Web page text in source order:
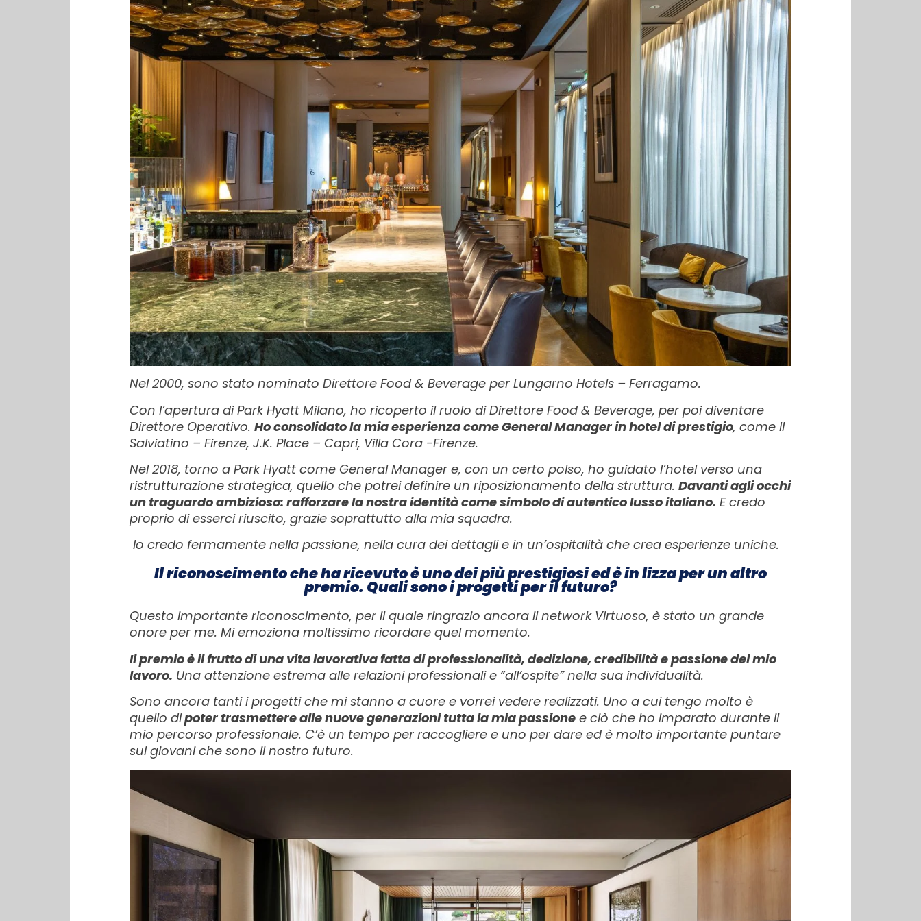
Nel 2000, sono stato nominato Direttore Food & Beverage per Lungarno Hotels – Ferragamo.
Con l’apertura di Park Hyatt Milano, ho ricoperto il ruolo di Direttore Food & Beverage, per poi diventare
Direttore Operativo. Ho consolidato la mia esperienza come General Manager in hotel di prestigio, come Il
Salviatino – Firenze, J.K. Place – Capri, Villa Cora -Firenze.
Nel 2018, torno a Park Hyatt come General Manager e, con un certo polso, ho guidato l’hotel verso una
ristrutturazione strategica, quello che potrei definire un riposizionamento della struttura. Davanti agli occhi
un traguardo ambizioso: rafforzare la nostra identità come simbolo di autentico lusso italiano. E credo
proprio di esserci riuscito, grazie soprattutto alla mia squadra.
Io credo fermamente nella passione, nella cura dei dettagli e in un’ospitalità che crea esperienze uniche.
Il riconoscimento che ha ricevuto è uno dei più prestigiosi ed è in lizza per un altro
premio. Quali sono i progetti per il futuro?
Questo importante riconoscimento, per il quale ringrazio ancora il network Virtuoso, è stato un grande
onore per me. Mi emoziona moltissimo ricordare quel momento.
Il premio è il frutto di una vita lavorativa fatta di professionalità, dedizione, credibilità e passione del mio
lavoro. Una attenzione estrema alle relazioni professionali e “all’ospite” nella sua individualità.
Sono ancora tanti i progetti che mi stanno a cuore e vorrei vedere realizzati. Uno a cui tengo molto è
quello dipoter trasmettere alle nuove generazioni tutta la mia passione e ciò che ho imparato durante il
mio percorso professionale. C’è un tempo per raccogliere e uno per dare ed è molto importante puntare
sui giovani che sono il nostro futuro.